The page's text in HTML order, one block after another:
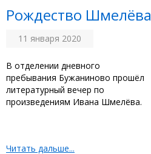
Рождество Шмелёва
11 января 2020
В отделении дневного
пребывания Бужаниново прошёл
литературный вечер по
произведениям Ивана Шмелёва.
Читать дальше...